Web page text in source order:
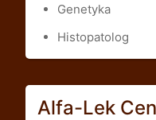
Genetyka
Histopatolog
Alfa-Lek